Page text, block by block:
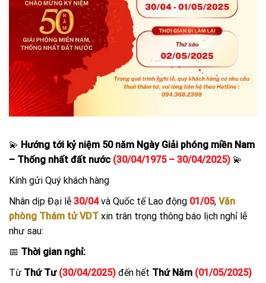
💫 Hướng tới kỷ niệm 50 năm Ngày Giải phóng miền Nam
– Thống nhất đất nước (30/04/1975 – 30/04/2025) 💫
Kính gửi Quý khách hàng
Nhân dịp Đại lễ 30/04 và Quốc tế Lao động 01/05, Văn
phòng Thám tử VDT xin trân trọng thông báo lịch nghỉ lễ
như sau:
📅 Thời gian nghỉ:
Từ Thứ Tư (30/04/2025) đến hết Thứ Năm (01/05/2025)